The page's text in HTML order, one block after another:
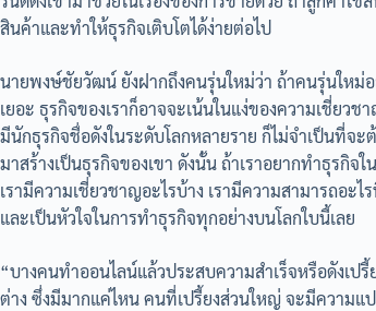
สินค้าและทำให้ธุรกิจเติบโตได้ง่ายต่อไป
นายพงษ์ชัยวัฒน์ ยังฝากถึงคนรุ่นใหม่ว่า ถ้าคนรุ่นใหม่
เยอะ ธุรกิจของเราก็อาจจะเน้นในแง่ของความเชี่ย
มีนักธุรกิจชื่อดังในระดับโลกหลายราย ก็ไม่จำเป็นที่จ
มาสร้างเป็นธุรกิจของเขา ดังนั้น ถ้าเราอยากทำธุรกิจ
เรามีความเชี่ยวชาญอะไรบ้าง เรามีความสามารถอะ
และเป็นหัวใจในการทำธุรกิจทุกอย่างบนโลกใบนี้เลย
“บางคนทำออนไลน์แล้วประสบความสำเร็จหรือดังเป
ต่าง ซึ่งมีมากแค่ไหน คนที่เปรี้ยงส่วนใหญ่ จะมีความแ